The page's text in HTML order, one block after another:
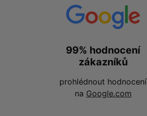
99% hodnocení
zákazníků
prohlédnout hodnocení
na Google.com